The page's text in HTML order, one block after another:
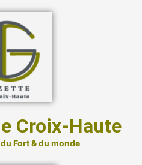
Croix-Haute
Fort & du monde